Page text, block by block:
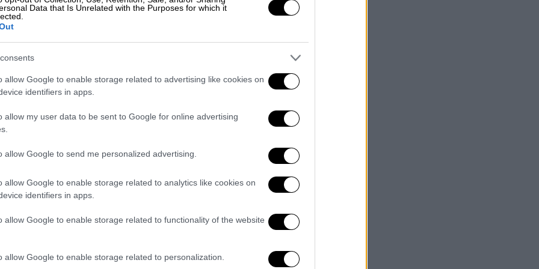
Data that Is Unrelated with the Purposes for which it
allow Google to enable storage related to advertising like cookies on
identifiers in apps.
allow my user data to be sent to Google for online advertising
allow Google to send me personalized advertising.
allow Google to enable storage related to analytics like cookies on
identifiers in apps.
allow Google to enable storage related to functionality of the website
allow Google to enable storage related to personalization.
ποσοστό που αντιστοιχεί μόλις
ότι η συντριπτική πλειοψηφία των
Ήδη 270.140 νέες ταυτότητες